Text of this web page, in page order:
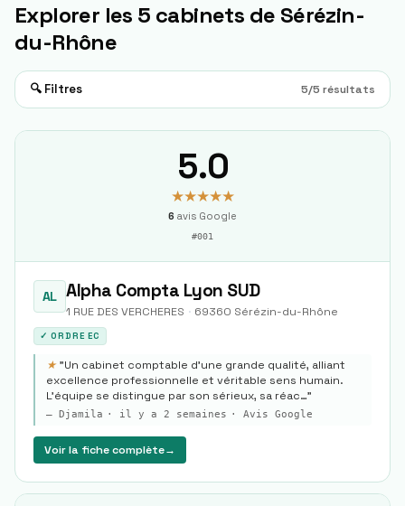
Explorer les 5 cabinets de Sérézin-
du-Rhône
🔍 Filtres 5/5 résultats
5.0
★★★★★
6 avis Google
#001
AL Alpha Compta Lyon SUD
1 RUE DES VERCHERES · 69360 Sérézin-du-Rhône
✓ ORDRE EC
★ "Un cabinet comptable d’une grande qualité, alliant
excellence professionnelle et véritable sens humain.
L’équipe se distingue par son sérieux, sa réac…"
— Djamila · il y a 2 semaines · Avis Google
Voir la fiche complète→